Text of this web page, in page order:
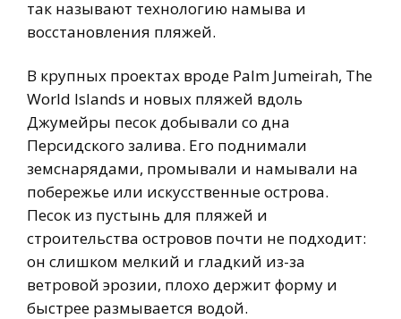
так называют технологию намыва и
восстановления пляжей.
В крупных проектах вроде Palm Jumeirah, The
World Islands и новых пляжей вдоль
Джумейры песок добывали со дна
Персидского залива. Его поднимали
земснарядами, промывали и намывали на
побережье или искусственные острова.
Песок из пустынь для пляжей и
строительства островов почти не подходит:
он слишком мелкий и гладкий из-за
ветровой эрозии, плохо держит форму и
быстрее размывается водой.